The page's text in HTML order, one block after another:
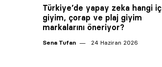
Türkiye’de yapay zeka hangi iç
giyim, çorap ve plaj giyim
markalarını öneriyor?
Sena Tufan 24 Haziran 2026